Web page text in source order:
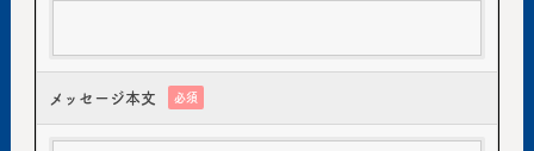
メッセージ本文 必須